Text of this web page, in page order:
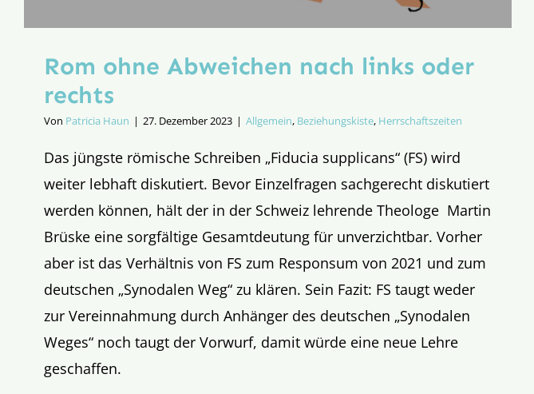
Rom ohne Abweichen nach links oder
rechts
Von Patricia Haun | 27. Dezember 2023 | Allgemein, Beziehungskiste, Herrschaftszeiten
Das jüngste römische Schreiben „Fiducia supplicans“ (FS) wird
weiter lebhaft diskutiert. Bevor Einzelfragen sachgerecht diskutiert
werden können, hält der in der Schweiz lehrende Theologe Martin
Brüske eine sorgfältige Gesamtdeutung für unverzichtbar. Vorher
aber ist das Verhältnis von FS zum Responsum von 2021 und zum
deutschen „Synodalen Weg“ zu klären. Sein Fazit: FS taugt weder
zur Vereinnahmung durch Anhänger des deutschen „Synodalen
Weges“ noch taugt der Vorwurf, damit würde eine neue Lehre
geschaffen.